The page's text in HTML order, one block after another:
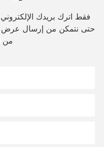
فقط اترك بريدك
حتى نتمكن من إرسال عرض
من